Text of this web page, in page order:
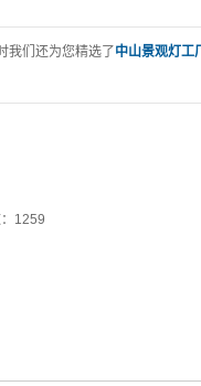
我们还为您精选了 中山景观灯工厂
1259